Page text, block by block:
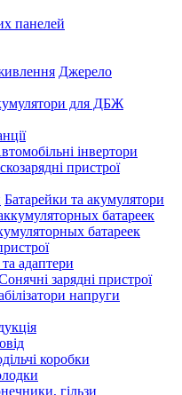
панелей
Джерело
для ДБЖ
інвертори
пристрої
Батарейки та акумулятори
батареек
адаптери
зарядні пристрої
напруги
коробки
гільзи